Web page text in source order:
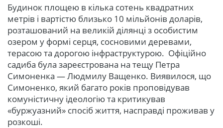
Будинок площею в кілька сотень квадратних
метрів і вартістю близько 10 мільйонів доларів,
розташований на великій ділянці з особистим
озером у формі серця, сосновими деревами,
терасою та дорогою інфраструктурою. Офіційно
садиба була зареєстрована на тещу Петра
Симоненка — Людмилу Ващенко. Виявилося, що
Симоненко, який багато років проповідував
комуністичну ідеологію та критикував
«буржуазний» спосіб життя, насправді проживав у
розкоші.